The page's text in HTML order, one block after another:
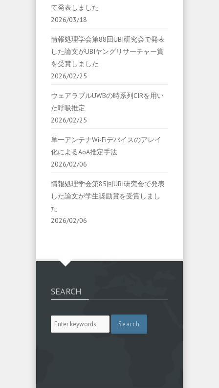
て発表しました
2026/03/18
情報処理学会第88回UBI研究会で発表
した論文がUBIヤングリサーチャー賞
を受賞しました
2026/02/25
ウェアラブルUWBの時系列CIRを用い
た呼吸推定
2026/02/25
単一アンテナWi-Fiデバイスのアレイ
化によるAoA推定手法
2026/02/06
情報処理学会第85回UBI研究会で発表
した論文が学生奨励賞を受賞しまし
た
2026/02/06
SEARCH